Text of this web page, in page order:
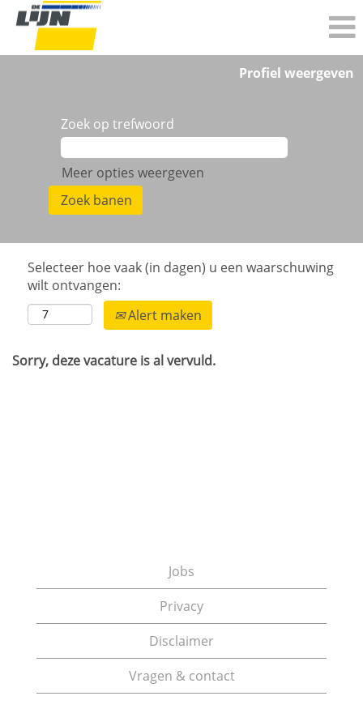
Profiel weergeven
Zoek op trefwoord
Meer opties weergeven
Selecteer hoe vaak (in dagen) u een waarschuwing
wilt ontvangen:
Alert maken
Sorry, deze vacature is al vervuld.
Jobs
Privacy
Disclaimer
Vragen & contact